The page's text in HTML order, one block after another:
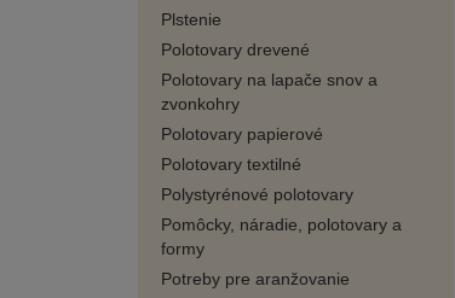
Plstenie
Polotovary drevené
Polotovary na lapače snov a
zvonkohry
Polotovary papierové
Polotovary textilné
Polystyrénové polotovary
Pomôcky, náradie, polotovary a
formy
Potreby pre aranžovanie